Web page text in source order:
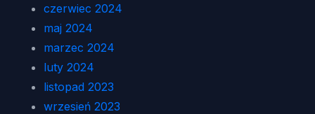
czerwiec 2024
maj 2024
marzec 2024
luty 2024
listopad 2023
wrzesień 2023